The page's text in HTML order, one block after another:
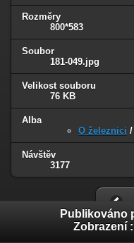
Rozměry
800*583
Soubor
181-049.jpg
Velikost souboru
76 KB
Alba
O železnici /
Návštěv
3177
Publikováno
Zobrazení :